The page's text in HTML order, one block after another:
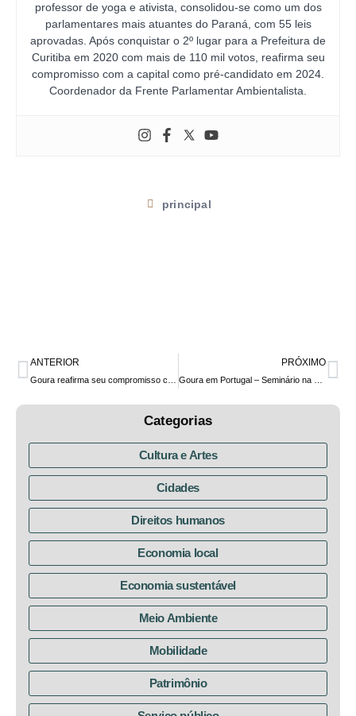
professor de yoga e ativista, consolidou-se como um dos
parlamentares mais atuantes do Paraná, com 55 leis
aprovadas. Após conquistar o 2º lugar para a Prefeitura de
Curitiba em 2020 com mais de 110 mil votos, reafirma seu
compromisso com a capital como pré-candidato em 2024.
Coordenador da Frente Parlamentar Ambientalista.
principal
ANTERIOR PRÓXIMO
Categorias
Cultura e Artes
Cidades
Direitos humanos
Economia local
Economia sustentável
Meio Ambiente
Mobilidade
Patrimônio